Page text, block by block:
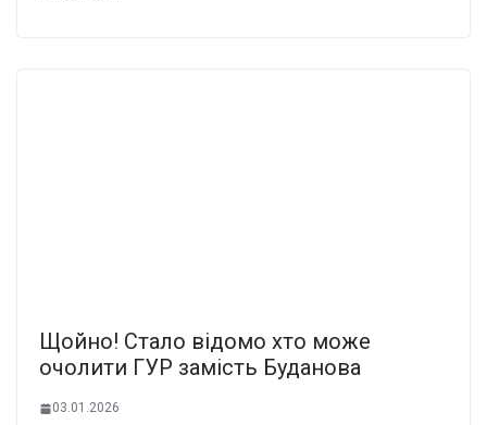
Щoйно! Стaло відомо хто може
очoлити ГУР зaмість Будaнова
03.01.2026